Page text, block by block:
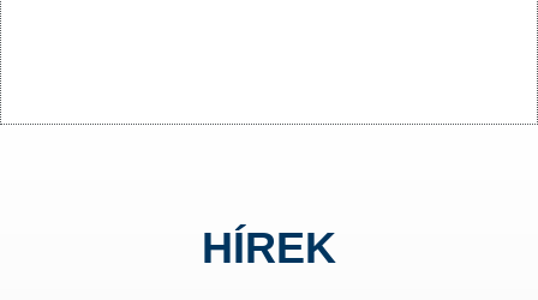
HÍREK